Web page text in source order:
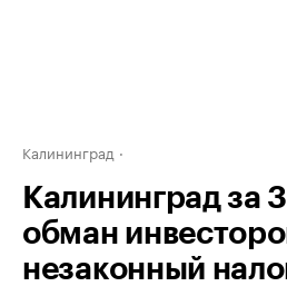
Калининград
Калининград за
обман
незаконный